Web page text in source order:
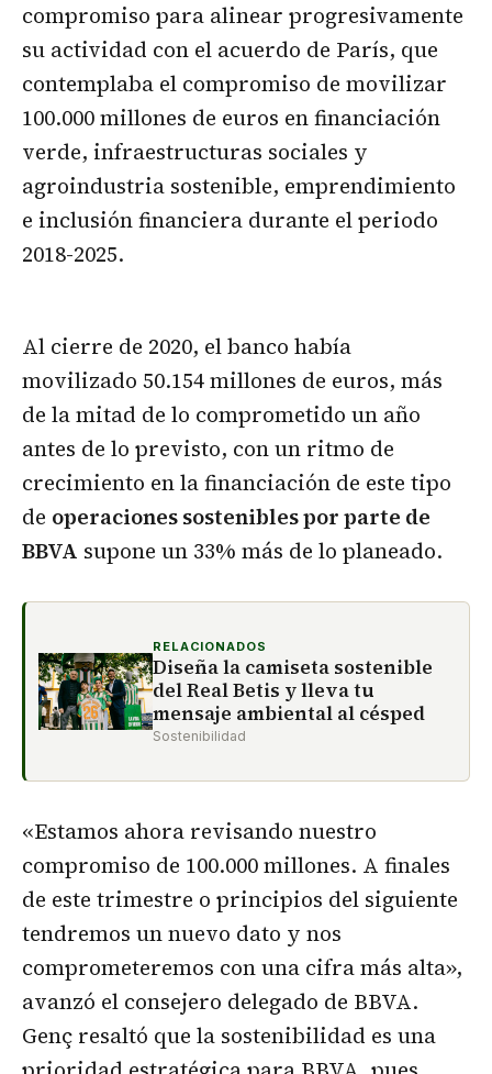
compromiso para alinear progresivamente
su actividad con el acuerdo de París, que
contemplaba el compromiso de movilizar
100.000 millones de euros en financiación
verde, infraestructuras sociales y
agroindustria sostenible, emprendimiento
e inclusión financiera durante el periodo
2018-2025.
Al cierre de 2020, el banco había
movilizado 50.154 millones de euros, más
de la mitad de lo comprometido un año
antes de lo previsto, con un ritmo de
crecimiento en la financiación de este tipo
de operaciones sostenibles por parte de
BBVA supone un 33% más de lo planeado.
RELACIONADOS
Diseña la camiseta sostenible
del Real Betis y lleva tu
mensaje ambiental al césped
Sostenibilidad
«Estamos ahora revisando nuestro
compromiso de 100.000 millones. A finales
de este trimestre o principios del siguiente
tendremos un nuevo dato y nos
comprometeremos con una cifra más alta»,
avanzó el consejero delegado de BBVA.
Genç resaltó que la sostenibilidad es una